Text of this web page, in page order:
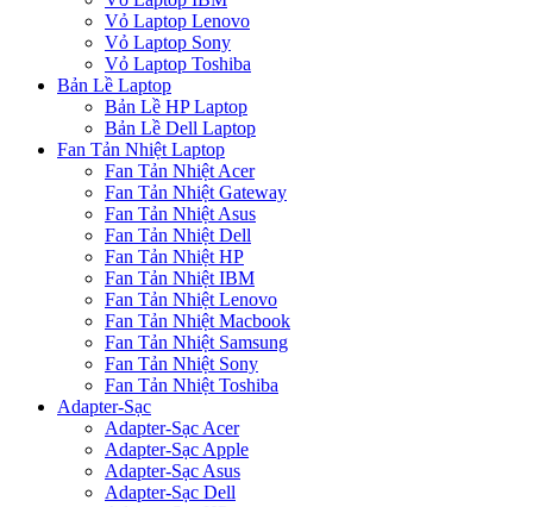
Vỏ Laptop Lenovo
Vỏ Laptop Sony
Vỏ Laptop Toshiba
Bản Lề Laptop
Bản Lề HP Laptop
Bản Lề Dell Laptop
Fan Tản Nhiệt Laptop
Fan Tản Nhiệt Acer
Fan Tản Nhiệt Gateway
Fan Tản Nhiệt Asus
Fan Tản Nhiệt Dell
Fan Tản Nhiệt HP
Fan Tản Nhiệt IBM
Fan Tản Nhiệt Lenovo
Fan Tản Nhiệt Macbook
Fan Tản Nhiệt Samsung
Fan Tản Nhiệt Sony
Fan Tản Nhiệt Toshiba
Adapter-Sạc
Adapter-Sạc Acer
Adapter-Sạc Apple
Adapter-Sạc Asus
Adapter-Sạc Dell